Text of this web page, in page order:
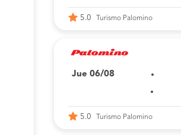
5.0 Turismo Palomino
Jue 06/08
5.0 Turismo Palomino